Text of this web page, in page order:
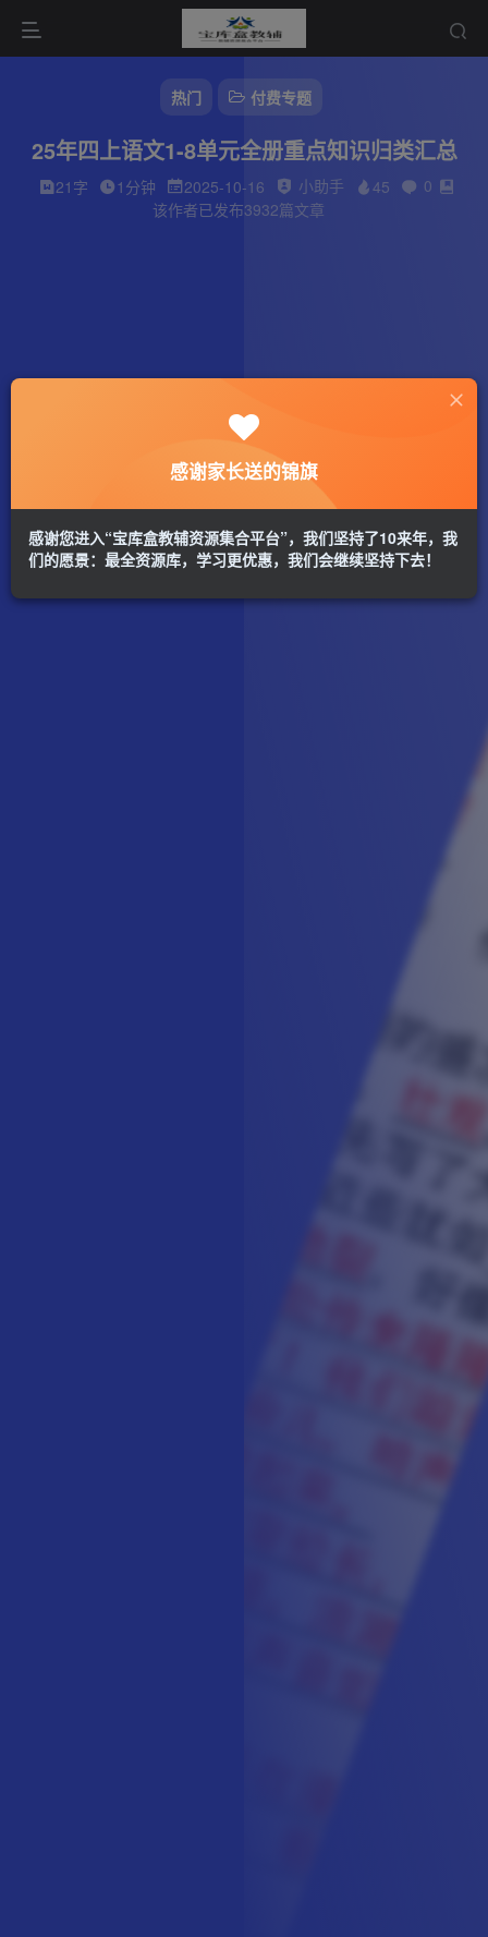
热门 付费专题
25年四上语文1-8单元全册重点知识归类汇总
21字 1分钟 2025-10-16 小助手 45
0
该作者已发布3932篇文章
感谢家长送的锦旗
感谢您进入“宝库盒教辅资源集合平台”，我们坚持了10来年，我
们的愿景：最全资源库，学习更优惠，我们会继续坚持下去！